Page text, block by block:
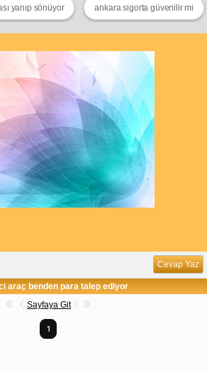
yanıp sönüyor ankara sigorta güvenilir mi
Cevap Yaz
araç benden para talep ediyor
Sayfaya Git
1